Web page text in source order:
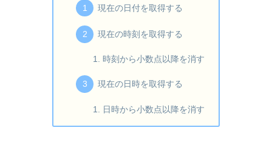
現在の日付を取得する
現在の時刻を取得する
時刻から小数点以降を消す
現在の日時を取得する
日時から小数点以降を消す